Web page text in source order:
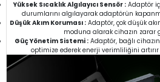
Yüksek Sıcaklık Algılayıcı Sensör :Adaptör
durumlarını algılayarak adaptörün
Düşük Akım Koruması : Adaptör, çok düşük
moduna alarak cihazın zarar
Güç Yönetim Sistemi :Adaptör, bağlı
optimize ederek enerji verimliliğini